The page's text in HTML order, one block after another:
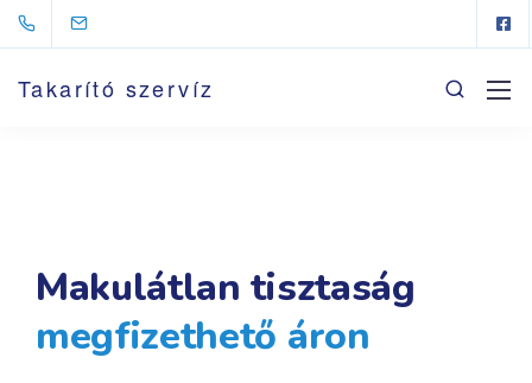
Takarító szervíz
Makulátlan tisztaság
megfizethető áron